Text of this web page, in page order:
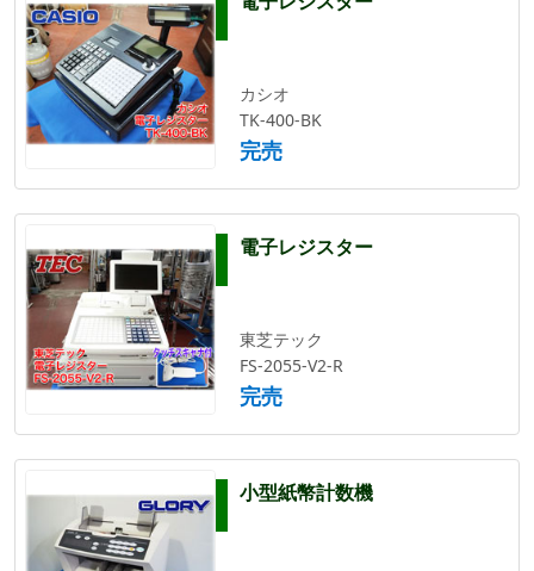
カシオ
TK-400-BK
完売
電子レジスター
東芝テック
FS-2055-V2-R
完売
小型紙幣計数機